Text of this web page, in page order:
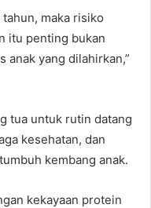
maka risiko
itu penting bukan
anak yang dilahirkan,”
tua untuk rutin datang
kesehatan, dan
kembang anak.
kekayaan protein